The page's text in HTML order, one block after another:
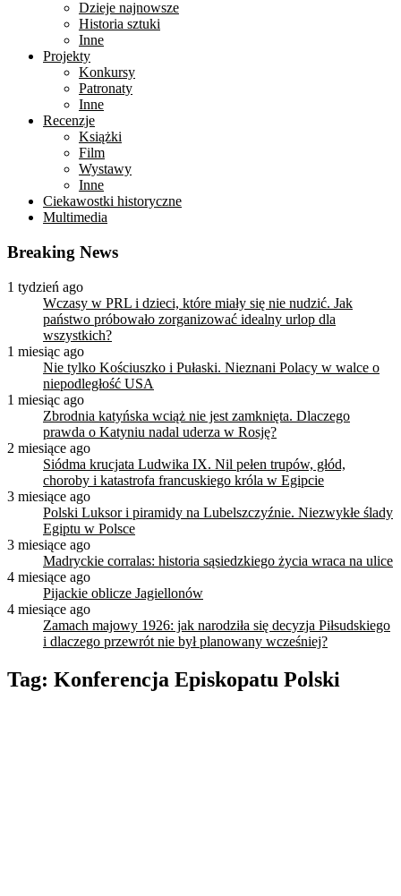
Dzieje najnowsze
Historia sztuki
Inne
Projekty
Konkursy
Patronaty
Inne
Recenzje
Książki
Film
Wystawy
Inne
Ciekawostki historyczne
Multimedia
Breaking News
1 tydzień ago
Wczasy w PRL i dzieci, które miały się nie nudzić. Jak
państwo próbowało zorganizować idealny urlop dla
wszystkich?
1 miesiąc ago
Nie tylko Kościuszko i Pułaski. Nieznani Polacy w walce o
niepodległość USA
1 miesiąc ago
Zbrodnia katyńska wciąż nie jest zamknięta. Dlaczego
prawda o Katyniu nadal uderza w Rosję?
2 miesiące ago
Siódma krucjata Ludwika IX. Nil pełen trupów, głód,
choroby i katastrofa francuskiego króla w Egipcie
3 miesiące ago
Polski Luksor i piramidy na Lubelszczyźnie. Niezwykłe ślady
Egiptu w Polsce
3 miesiące ago
Madryckie corralas: historia sąsiedzkiego życia wraca na ulice
4 miesiące ago
Pijackie oblicze Jagiellonów
4 miesiące ago
Zamach majowy 1926: jak narodziła się decyzja Piłsudskiego
i dlaczego przewrót nie był planowany wcześniej?
Tag: Konferencja Episkopatu Polski